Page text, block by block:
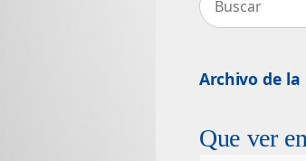
Archivo de
Que ver